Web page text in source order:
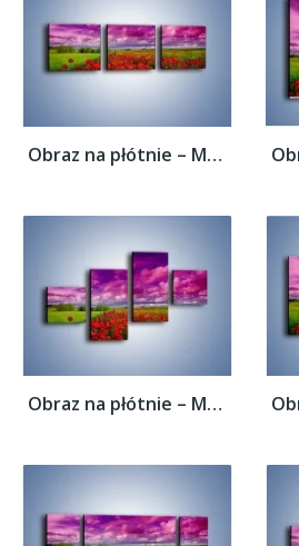
Obraz na płótnie – Maki nad fioletowymi...
Obraz na płótnie – Maki nad fioletowymi...